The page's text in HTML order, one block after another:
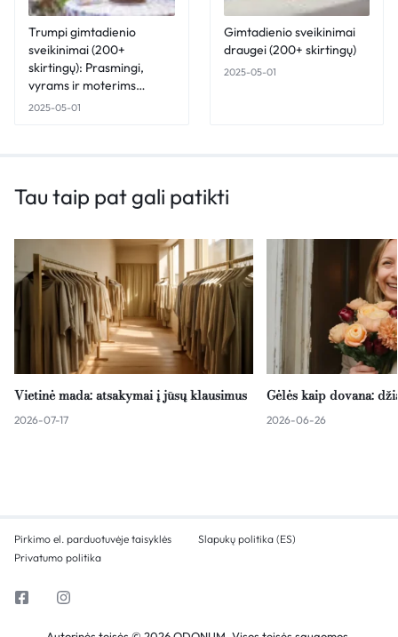
Trumpi gimtadienio
sveikinimai (200+
skirtingų): Prasmingi,
vyrams ir moterims…
2025-05-01
Gimtadienio sveikinimai
draugei (200+ skirtingų)
2025-05-01
Tau taip pat gali patikti
Vietinė mada: atsakymai į jūsų klausimus
2026-07-17
Gėlės kaip dovana:
2026-06-26
Pirkimo el. parduotuvėje taisyklės
Slapukų politika (ES)
Privatumo politika